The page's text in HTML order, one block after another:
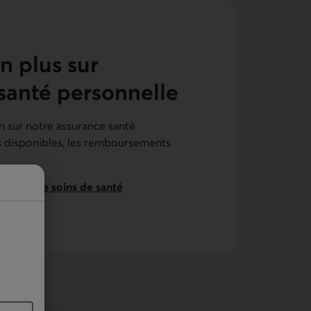
plus sur
personnelle
sur notre assurance santé
disponibles, les remboursements
soins de santé